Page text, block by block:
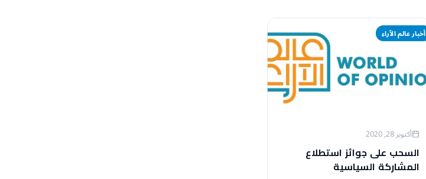
أخبار عالم الآراء
أكتوبر 28, 2020
السحب على جوائز استطلاع
المشاركة السياسية